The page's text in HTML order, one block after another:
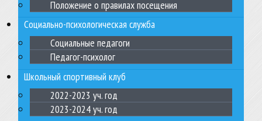
Положение о правилах посещения
Социально-психологическая служба
Социальные педагоги
Педагог-психолог
Школьный спортивный клуб
2022-2023 уч. год
2023-2024 уч. год